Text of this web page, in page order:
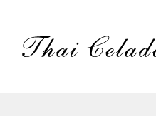
content